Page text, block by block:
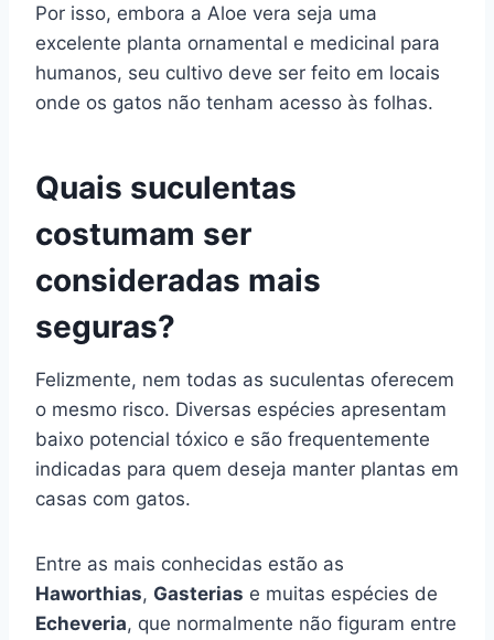
Por isso, embora a Aloe vera seja uma
excelente planta ornamental e medicinal para
humanos, seu cultivo deve ser feito em locais
onde os gatos não tenham acesso às folhas.
Quais suculentas
costumam ser
consideradas mais
seguras?
Felizmente, nem todas as suculentas oferecem
o mesmo risco. Diversas espécies apresentam
baixo potencial tóxico e são frequentemente
indicadas para quem deseja manter plantas em
casas com gatos.
Entre as mais conhecidas estão as
Haworthias, Gasterias e muitas espécies de
Echeveria, que normalmente não figuram entre